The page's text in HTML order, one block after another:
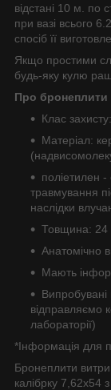
відстані 10 м. по
при вазі всього
спосіб її
Якщо простими
будь-яку кулю
Про бронеплити
Клас
Матеріал:
поліетилен
травмування
наслідки
Товщина:
Анатомічно
Мають
відправляємо
лабораторії)
*Інформація для
Бронеплити
калібрку 7,62х54